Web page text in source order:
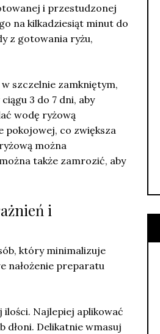
i przestudzonej
na kilkadziesiąt minut do
z gotowania ryżu,
szczelnie zamkniętym,
3 do 7 dni, aby
wodę ryżową
co zwiększa
można
także zamrozić, aby
i
który minimalizuje
nałożenie preparatu
Najlepiej aplikować
dłoni. Delikatnie wmasuj